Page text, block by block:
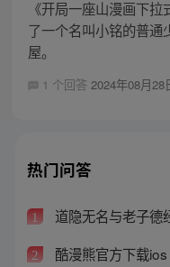
《开局一座山漫画下
了一个名叫小铭的普通
屋。
1 个回答 2024年08月28
热门问答
1 道隐无名与老子德
2 酷漫熊官方下载ios